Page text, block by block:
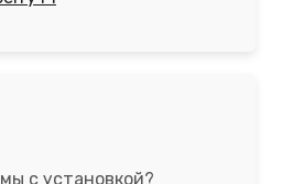
с установкой?